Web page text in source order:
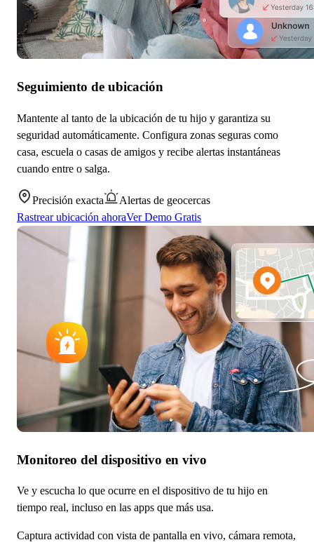
Seguimiento de ubicación
Mantente al tanto de la ubicación de tu hijo y garantiza su
seguridad automáticamente. Configura zonas seguras como
casa, escuela o casas de amigos y recibe alertas instantáneas
cuando entre o salga.
Precisión exacta
Alertas de geocercas
Rastrear ubicación ahoraVer Demo Gratis
Monitoreo del dispositivo en vivo
Ve y escucha lo que ocurre en el dispositivo de tu hijo en
tiempo real, incluso en las apps que más usa.
Captura actividad con vista de pantalla en vivo, cámara remota,